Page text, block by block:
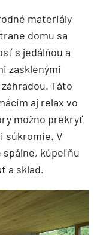
materiály
domu sa
s jedálňou a
zasklenými
Táto
aj relax vo
možno prekryť
súkromie. V
kúpeľňu
a sklad.